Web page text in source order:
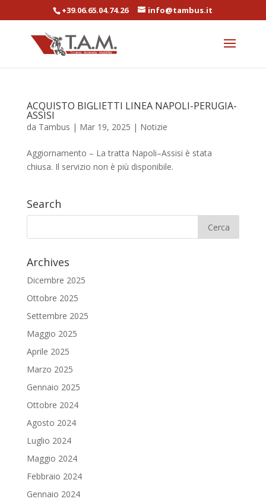
+39.06.65.04.74.26 info@tambus.it
ACQUISTO BIGLIETTI LINEA NAPOLI-PERUGIA-
ASSISI
da Tambus | Mar 19, 2025 | Notizie
Aggiornamento – La tratta Napoli–Assisi è stata
chiusa. Il servizio non è più disponibile.
Search
Archives
Dicembre 2025
Ottobre 2025
Settembre 2025
Maggio 2025
Aprile 2025
Marzo 2025
Gennaio 2025
Ottobre 2024
Agosto 2024
Luglio 2024
Maggio 2024
Febbraio 2024
Gennaio 2024